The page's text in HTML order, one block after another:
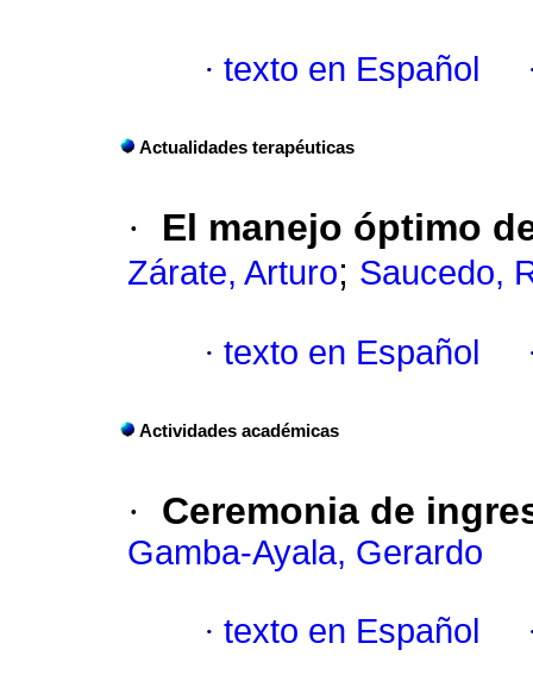
· texto en Español
Actualidades terapéuticas
· El manejo óptimo
Zárate, Arturo; Saucedo,
· texto en Español
Actividades académicas
· Ceremonia de
Gamba-Ayala, Gerardo
· texto en Español